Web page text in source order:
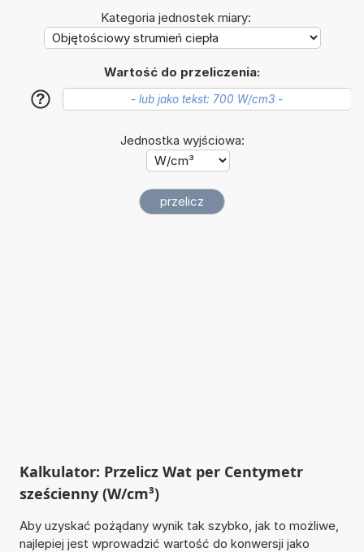
Kategoria jednostek miary:
Wartość do przeliczenia:
?
Jednostka wyjściowa:
Kalkulator: Przelicz Wat per Centymetr
sześcienny (W/cm³)
Aby uzyskać pożądany wynik tak szybko, jak to możliwe,
najlepiej jest wprowadzić wartość do konwersji jako